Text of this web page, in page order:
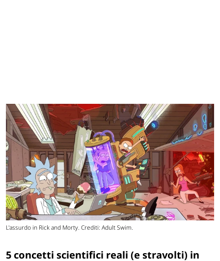
L'assurdo in Rick and Morty. Crediti: Adult Swim.
5 concetti scientifici reali (e stravolti) in